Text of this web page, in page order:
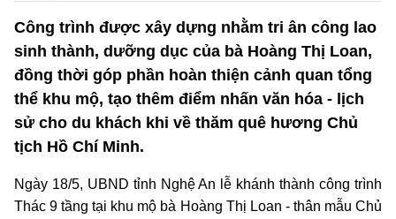
Công trình được xây dựng nhằm tri ân công lao
sinh thành, dưỡng dục của bà Hoàng Thị Loan,
đồng thời góp phần hoàn thiện cảnh quan tổng
thể khu mộ, tạo thêm điểm nhấn văn hóa - lịch
sử cho du khách khi về thăm quê hương Chủ
tịch Hồ Chí Minh.
Ngày 18/5, UBND tỉnh Nghệ An lễ khánh thành công trình
Thác 9 tầng tại khu mộ bà Hoàng Thị Loan - thân mẫu Chủ